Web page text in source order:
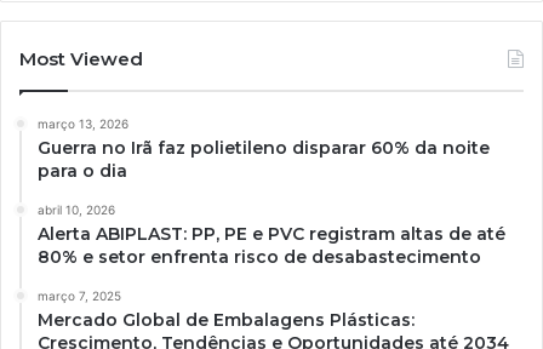
Most Viewed
março 13, 2026
Guerra no Irã faz polietileno disparar 60% da noite
para o dia
abril 10, 2026
Alerta ABIPLAST: PP, PE e PVC registram altas de até
80% e setor enfrenta risco de desabastecimento
março 7, 2025
Mercado Global de Embalagens Plásticas:
Crescimento, Tendências e Oportunidades até 2034